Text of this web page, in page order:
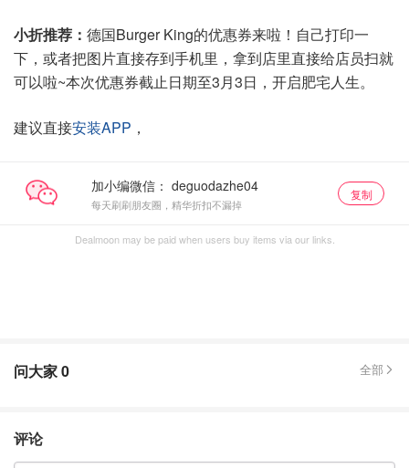
小折推荐： 德国Burger King的优惠券来啦！自己打印一
下，或者把图片直接存到手机里，拿到店里直接给店员扫就
可以啦~本次优惠券截止日期至3月3日，开启肥宅人生。
建议直接安装APP ，
加小编微信：
每天刷刷朋友圈，精华折扣不漏掉
复制
Dealmoon may be paid when users buy items via our links.
问大家0 全部
评论